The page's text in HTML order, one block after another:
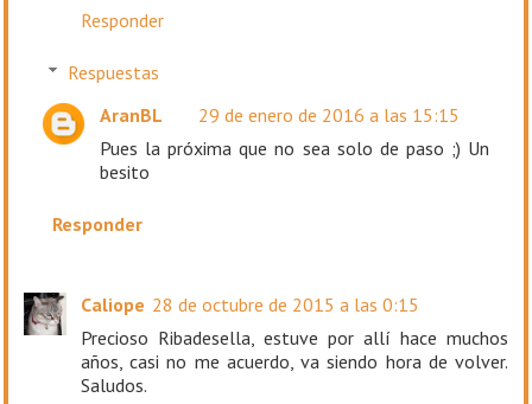
Responder
Respuestas
AranBL
29 de enero de 2016 a las 15:15
Pues la próxima que no sea solo de paso ;) Un
besito
Responder
Caliope 28 de octubre de 2015 a las 0:15
Precioso Ribadesella, estuve por allí hace muchos
años, casi no me acuerdo, va siendo hora de volver.
Saludos.